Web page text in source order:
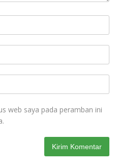
web saya pada peramban ini